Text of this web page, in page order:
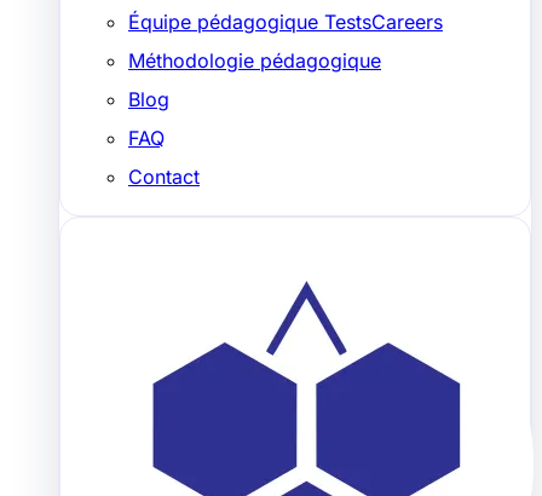
Équipe pédagogique TestsCareers
Méthodologie pédagogique
Blog
FAQ
Contact